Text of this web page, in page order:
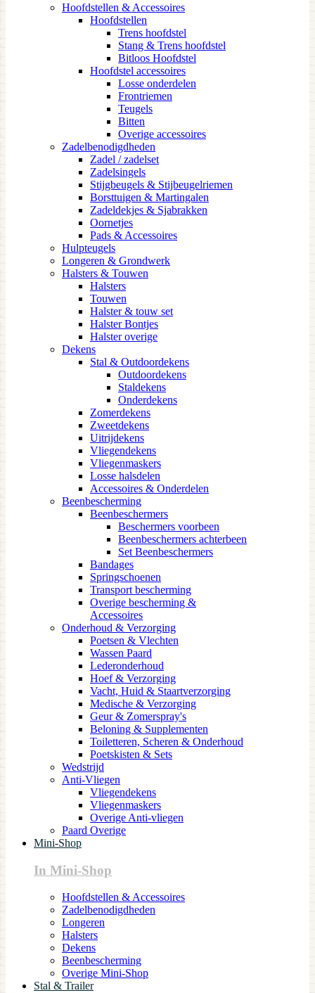
Hoofdstellen & Accessoires
Hoofdstellen
Trens hoofdstel
Stang & Trens hoofdstel
Bitloos Hoofdstel
Hoofdstel accessoires
Losse onderdelen
Frontriemen
Teugels
Bitten
Overige accessoires
Zadelbenodigdheden
Zadel / zadelset
Zadelsingels
Stijgbeugels & Stijbeugelriemen
Borsttuigen & Martingalen
Zadeldekjes & Sjabrakken
Oornetjes
Pads & Accessoires
Hulpteugels
Longeren & Grondwerk
Halsters & Touwen
Halsters
Touwen
Halster & touw set
Halster Bontjes
Halster overige
Dekens
Stal & Outdoordekens
Outdoordekens
Staldekens
Onderdekens
Zomerdekens
Zweetdekens
Uitrijdekens
Vliegendekens
Vliegenmaskers
Losse halsdelen
Accessoires & Onderdelen
Beenbescherming
Beenbeschermers
Beschermers voorbeen
Beenbeschermers achterbeen
Set Beenbeschermers
Bandages
Springschoenen
Transport bescherming
Overige bescherming &
Accessoires
Onderhoud & Verzorging
Poetsen & Vlechten
Wassen Paard
Lederonderhoud
Hoef & Verzorging
Vacht, Huid & Staartverzorging
Medische & Verzorging
Geur & Zomerspray's
Beloning & Supplementen
Toiletteren, Scheren & Onderhoud
Poetskisten & Sets
Wedstrijd
Anti-Vliegen
Vliegendekens
Vliegenmaskers
Overige Anti-vliegen
Paard Overige
Mini-Shop
In Mini-Shop
Hoofdstellen & Accessoires
Zadelbenodigdheden
Longeren
Halsters
Dekens
Beenbescherming
Overige Mini-Shop
Stal & Trailer